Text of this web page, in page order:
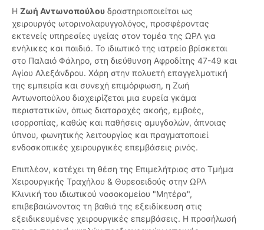
Η Ζωή Αντωνοπούλου δραστηριοποιείται ως
χειρουργός ωτορινολαρυγγολόγος, προσφέροντας
εκτενείς υπηρεσίες υγείας στον τομέα της ΩΡΛ για
ενήλικες και παιδιά. Το ιδιωτικό της ιατρείο βρίσκεται
στο Παλαιό Φάληρο, στη διεύθυνση Αφροδίτης 47-49 και
Αγίου Αλεξάνδρου. Χάρη στην πολυετή επαγγελματική
της εμπειρία και συνεχή επιμόρφωση, η Ζωή
Αντωνοπούλου διαχειρίζεται μια ευρεία γκάμα
περιστατικών, όπως διαταραχές ακοής, εμβοές,
ισορροπίας, καθώς και παθήσεις αμυγδαλών, άπνοιας
ύπνου, φωνητικής λειτουργίας και πραγματοποιεί
ενδοσκοπικές χειρουργικές επεμβάσεις ρινός.
Επιπλέον, κατέχει τη θέση της Επιμελήτριας στο Τμήμα
Χειρουργικής Τραχήλου & Θυρεοειδούς στην ΩΡΛ
Κλινική του ιδιωτικού νοσοκομείου "Μητέρα",
επιβεβαιώνοντας τη βαθιά της εξειδίκευση στις
εξειδικευμένες χειρουργικές επεμβάσεις. Η προσήλωσή